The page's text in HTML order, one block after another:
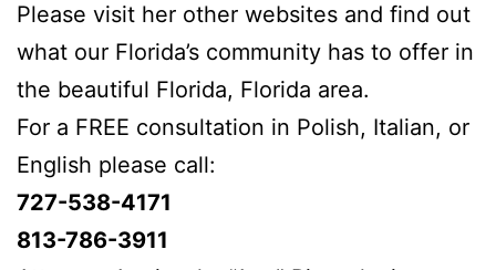
Please visit her other websites and find out
what our Florida’s community has to offer in
the beautiful Florida, Florida area.
For a FREE consultation in Polish, Italian, or
English please call:
727-538-4171
813-786-3911